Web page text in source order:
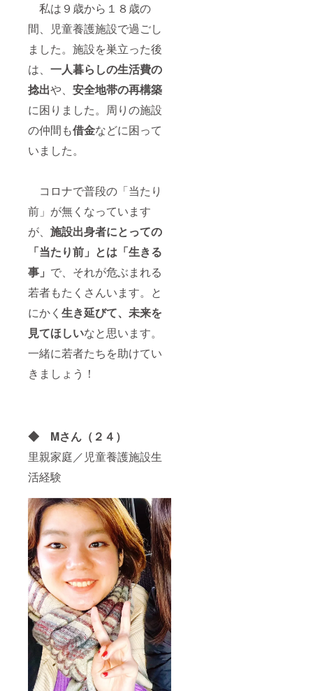
私は９歳から１８歳の
間、児童養護施設で過ごし
ました。施設を巣立った後
は、 一人暮らしの生活費の
捻出や、 安全地帯の再構築
に困りました。周りの施設
の仲間も借金などに困って
いました。
コロナで普段の「当たり
前」が無くなっています
が、 施設出身者にとっての
「当たり前」とは「生きる
事」 で、それが危ぶまれる
若者もたくさんいます。と
にかく 生き延びて、未来を
見てほしいなと思います。
一緒に若者たちを助けてい
きましょう！
◆ Mさん（２４）
里親家庭／児童養護施設生
活経験